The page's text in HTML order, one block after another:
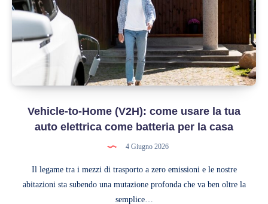
centrale
energetica
Vehicle-to-Home (V2H): come usare la tua
auto elettrica come batteria per la casa
4 Giugno 2026
Il legame tra i mezzi di trasporto a zero emissioni e le nostre
abitazioni sta subendo una mutazione profonda che va ben oltre la
semplice…